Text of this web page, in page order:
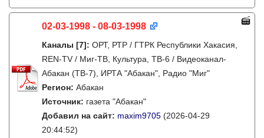
02-03-1998 - 08-03-1998
Каналы [7]: ОРТ, РТР / ГТРК Республики Хакасия,
REN-TV / Миг-ТВ, Культура, ТВ-6 / Видеоканал-
Абакан (ТВ-7), ИРТА "Абакан", Радио "Миг"
Регион: Абакан
Источник: газета "Абакан"
Добавил на сайт: maxim9705 (2026-04-29
20:44:52)